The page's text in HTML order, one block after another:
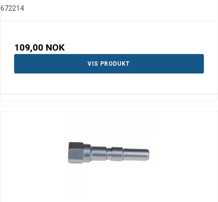
672214
109,00 NOK
VIS PRODUKT